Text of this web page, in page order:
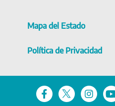
Mapa del Estado
Política de Privacidad